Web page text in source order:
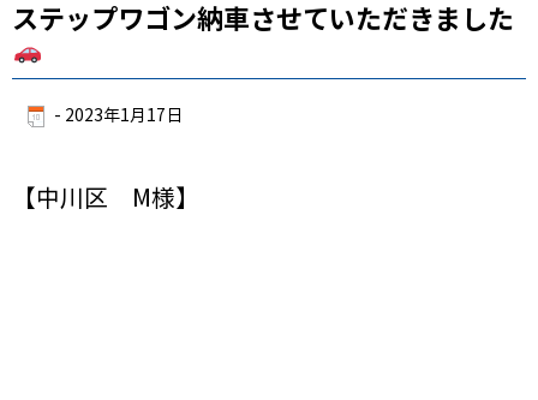
ステップワゴン納車させていただきました
- 2023年1月17日
【中川区 M様】